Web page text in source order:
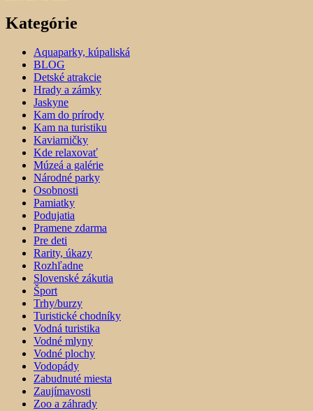
Kategórie
Aquaparky, kúpaliská
BLOG
Detské atrakcie
Hrady a zámky
Jaskyne
Kam do prírody
Kam na turistiku
Kaviarničky
Kde relaxovať
Múzeá a galérie
Národné parky
Osobnosti
Pamiatky
Podujatia
Pramene zdarma
Pre deti
Rarity, úkazy
Rozhľadne
Slovenské zákutia
Šport
Trhy/burzy
Turistické chodníky
Vodná turistika
Vodné mlyny
Vodné plochy
Vodopády
Zabudnuté miesta
Zaujímavosti
Zoo a záhrady